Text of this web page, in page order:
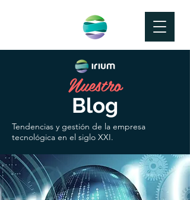
Blog
Nuestro
Tendencias y gestión de la empresa
tecnológica en el siglo XXI.